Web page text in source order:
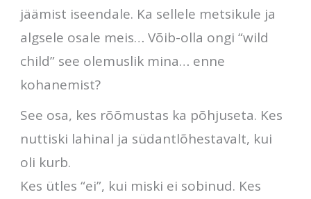
jäämist iseendale. Ka sellele metsikule ja
algsele osale meis… Võib-olla ongi “wild
child” see olemuslik mina… enne
kohanemist?
See osa, kes rõõmustas ka põhjuseta. Kes
nuttiski lahinal ja südantlõhestavalt, kui
oli kurb.
Kes ütles “ei”, kui miski ei sobinud. Kes